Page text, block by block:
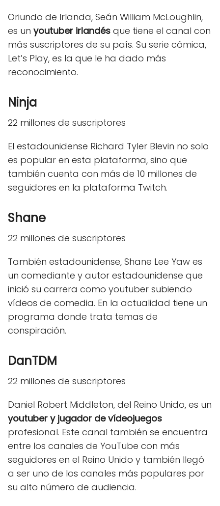
Oriundo de Irlanda, Seán William McLoughlin,
es un youtuber irlandés que tiene el canal con
más suscriptores de su país. Su serie cómica,
Let’s Play, es la que le ha dado más
reconocimiento.
Ninja
22 millones de suscriptores
El estadounidense Richard Tyler Blevin no solo
es popular en esta plataforma, sino que
también cuenta con más de 10 millones de
seguidores en la plataforma Twitch.
Shane
22 millones de suscriptores
También estadounidense, Shane Lee Yaw es
un comediante y autor estadounidense que
inició su carrera como youtuber subiendo
vídeos de comedia. En la actualidad tiene un
programa donde trata temas de
conspiración.
DanTDM
22 millones de suscriptores
Daniel Robert Middleton, del Reino Unido, es un
youtuber y jugador de vídeojuegos
profesional. Este canal también se encuentra
entre los canales de YouTube con más
seguidores en el Reino Unido y también llegó
a ser uno de los canales más populares por
su alto número de audiencia.